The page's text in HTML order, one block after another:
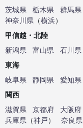
茨城県
栃木県 群馬県
神奈川県 （横浜）
甲信越・北陸
新潟県
富山県 石川県
東海
岐阜県
静岡県 愛知県
関西
滋賀県
京都府 大阪府
兵庫県 （神戸） 奈良県